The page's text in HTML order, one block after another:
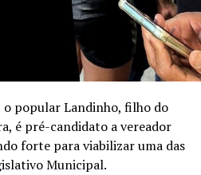
o popular Landinho, filho do
é pré-candidato a vereador
forte para viabilizar uma das
Municipal.